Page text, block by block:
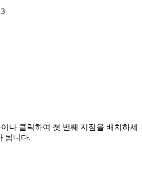
USDA, USGS, AEX, GeoEye,
UPR-EGP, and the GIS User Community
나 클릭하여 첫 번째 지점을 배치하세
됩니다.